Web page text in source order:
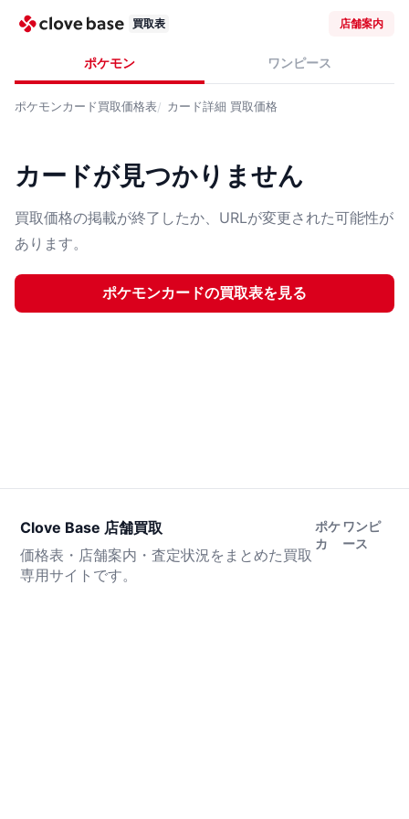
買取表 店舗案内
ポケモン ワンピース
ポケモンカード買取価格表 カード詳細 買取価格
カードが見つかりません
買取価格の掲載が終了したか、URLが変更された可能性が
あります。
ポケモンカードの買取表を見る
Clove Base 店舗買取
価格表・店舗案内・査定状況をまとめた買取
専用サイトです。
ポケ
カ
ワンピ
ース